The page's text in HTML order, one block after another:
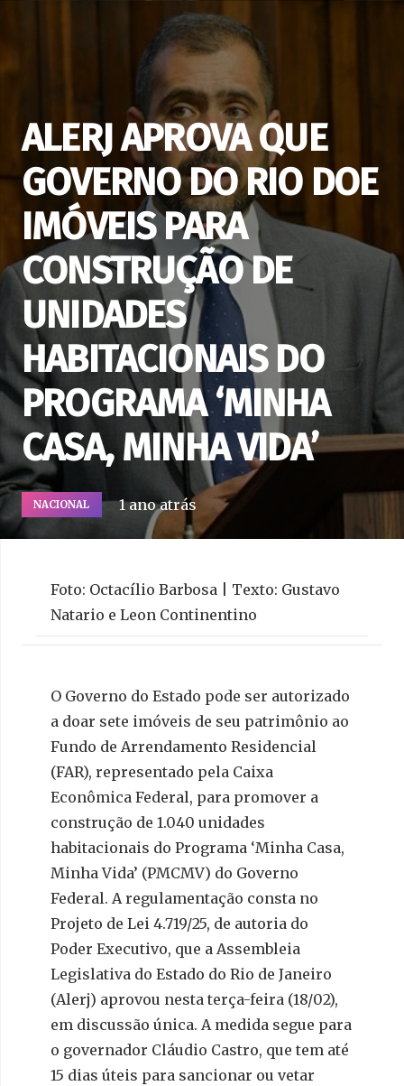
ALERJ APROVA QUE
GOVERNO DO RIO DOE
IMÓVEIS PARA
CONSTRUÇÃO DE
UNIDADES
HABITACIONAIS DO
PROGRAMA ‘MINHA
CASA, MINHA VIDA’
NACIONAL 1 ano atrás
Foto: Octacílio Barbosa | Texto: Gustavo
Natario e Leon Continentino
O Governo do Estado pode ser autorizado
a doar sete imóveis de seu patrimônio ao
Fundo de Arrendamento Residencial
(FAR), representado pela Caixa
Econômica Federal, para promover a
construção de 1.040 unidades
habitacionais do Programa ‘Minha Casa,
Minha Vida’ (PMCMV) do Governo
Federal. A regulamentação consta no
Projeto de Lei 4.719/25, de autoria do
Poder Executivo, que a Assembleia
Legislativa do Estado do Rio de Janeiro
(Alerj) aprovou nesta terça-feira (18/02),
em discussão única. A medida segue para
o governador Cláudio Castro, que tem até
15 dias úteis para sancionar ou vetar